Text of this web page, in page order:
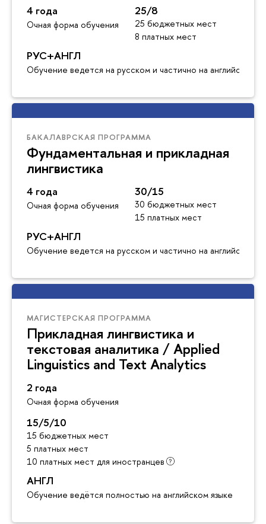
4 года
Очная форма обучения
25/8
25 бюджетных мест
8 платных мест
РУС+АНГЛ
Обучение ведется на русском и частично на английском
БАКАЛАВРСКАЯ ПРОГРАММА
Фундаментальная и прикладная
лингвистика
4 года
Очная форма обучения
30/15
30 бюджетных мест
15 платных мест
РУС+АНГЛ
Обучение ведется на русском и частично на английском
МАГИСТЕРСКАЯ ПРОГРАММА
Прикладная лингвистика и
текстовая аналитика / Applied
Linguistics and Text Analytics
2 года
Очная форма обучения
15/5/10
15 бюджетных мест
5 платных мест
10 платных мест для иностранцев
АНГЛ
Обучение ведётся полностью на английском языке